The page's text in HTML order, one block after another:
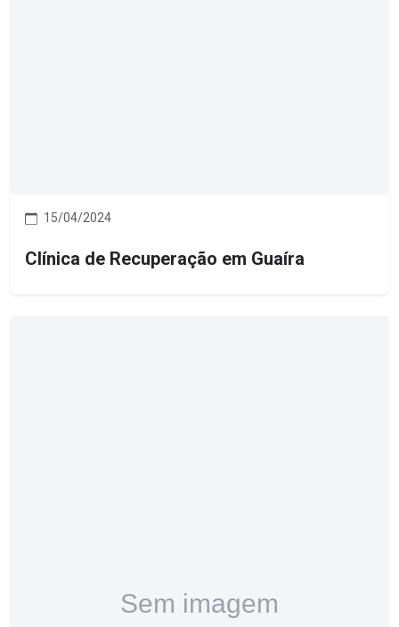
15/04/2024
Clínica de Recuperação em Guaíra